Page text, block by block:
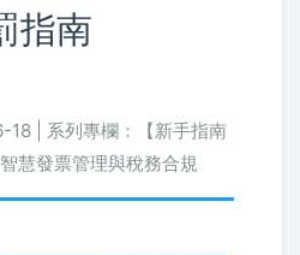
指南
| 系列專欄：【新手指南
慧發票管理與稅務合規